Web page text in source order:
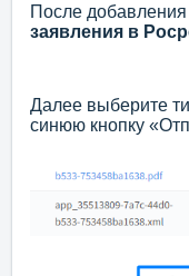
После
заявления в
Далее выберите
синюю кнопку